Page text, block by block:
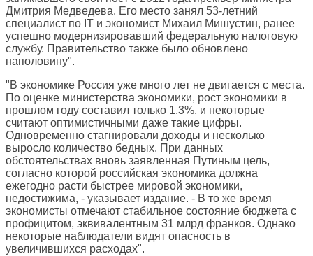
Дмитрия Медведева. Его место занял 53-летний
специалист по IT и экономист Михаил Мишустин, ранее
успешно модернизировавший федеральную налоговую
службу. Правительство также было обновлено
наполовину".
"В экономике Россия уже много лет не двигается с места.
По оценке министерства экономики, рост экономики в
прошлом году составил только 1,3%, и некоторые
считают оптимистичными даже такие цифры.
Одновременно стагнировали доходы и несколько
выросло количество бедных. При данных
обстоятельствах вновь заявленная Путиным цель,
согласно которой российская экономика должна
ежегодно расти быстрее мировой экономики,
недостижима, - указывает издание. - В то же время
экономисты отмечают стабильное состояние бюджета с
профицитом, эквивалентным 31 млрд франков. Однако
некоторые наблюдатели видят опасность в
увеличившихся расходах".